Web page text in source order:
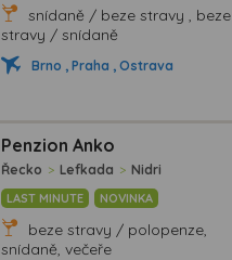
snídaně / beze stravy , beze
stravy / snídaně
Brno , Praha , Ostrava
Penzion Anko
Řecko > Lefkada > Nidri
LAST MINUTE NOVINKA
beze stravy / polopenze,
snídaně, večeře